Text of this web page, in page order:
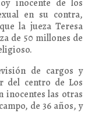
inocente de los
en su contra,
la jueza Teresa
de 50 millones de
de cargos y
del centro de Los
inocentes las otras
de 36 años, y